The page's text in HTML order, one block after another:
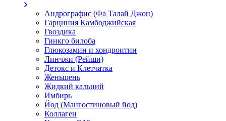
Андрографис (Фа Талай Джон)
Гарциния Камбоджийская
Гвоздика
Гинкго билоба
Глюкозамин и хондроитин
Линчжи (Рейши)
Детокс и Клетчатка
Женьшень
Жидкий кальций
Имбирь
Йод (Мангостиновый йод)
Коллаген